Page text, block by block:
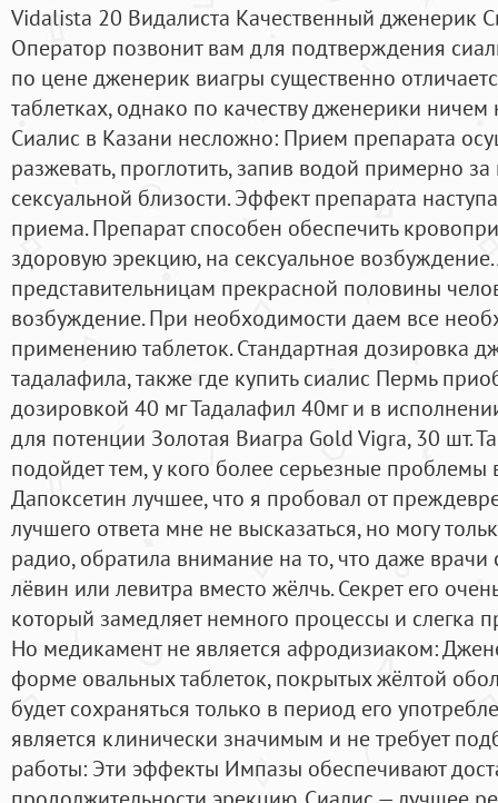
Vidalista 20 Видалиста Качественный дженерик
Оператор позвонит вам для подтверждения
по цене дженерик виагры существенно
таблетках, однако по качеству дженерики ничем
Сиалис в Казани несложно: Прием препарата
разжевать, проглотить, запив водой примерно
сексуальной близости. Эффект препарата
приема. Препарат способен обеспечить
здоровую эрекцию, на сексуальное
представительницам прекрасной половины
возбуждение. При необходимости даем все
применению таблеток. Стандартная дозировка
тадалафила, также где купить сиалис Пермь
дозировкой 40 мг Тадалафил 40мг и в
для потенции Золотая Виагра Gold Vigra, 30 шт.
подойдет тем, у кого более серьезные проблемы
Дапоксетин лучшее, что я пробовал от
лучшего ответа мне не высказаться, но могу
радио, обратила внимание на то, что даже врачи
лёвин или левитра вместо жёлчь. Секрет его
который замедляет немного процессы и слегка
Но медикамент не является афродизиаком:
форме овальных таблеток, покрытых жёлтой
будет сохраняться только в период его
является клинически значимым и не требует
работы: Эти эффекты Импазы обеспечивают